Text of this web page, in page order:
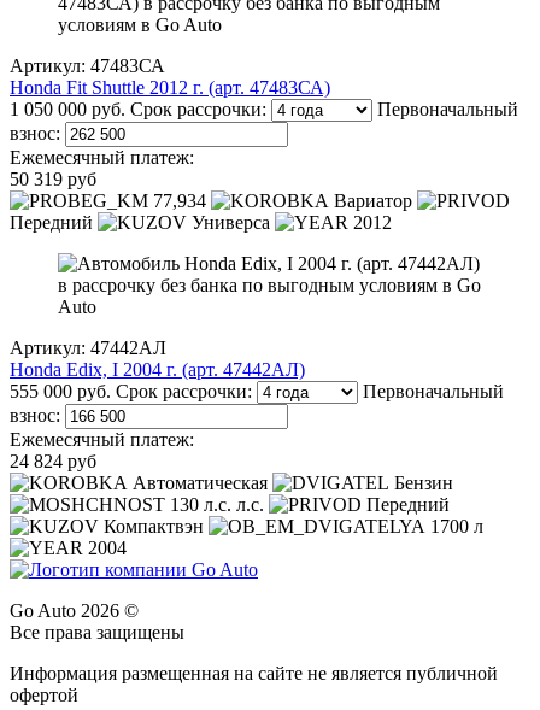
Артикул: 47483СА
Honda Fit Shuttle 2012 г. (арт. 47483СА)
1 050 000 руб. Срок рассрочки:
Первоначальный
взнос:
Ежемесячный платеж:
50 319 руб
77,934
Вариатор
Передний
Универса 2012
Артикул: 47442АЛ
Honda Edix, I 2004 г. (арт. 47442АЛ)
555 000 руб. Срок рассрочки:
Первоначальный
взнос:
Ежемесячный платеж:
24 824 руб
Автоматическая
Бензин
130 л.с. л.с.
Передний
Компактвэн
1700 л
2004
Go Auto 2026 ©
Все права защищены
Информация размещенная на сайте не является публичной
офертой